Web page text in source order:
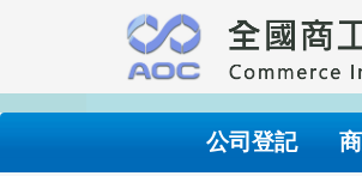
要
內
公司登記